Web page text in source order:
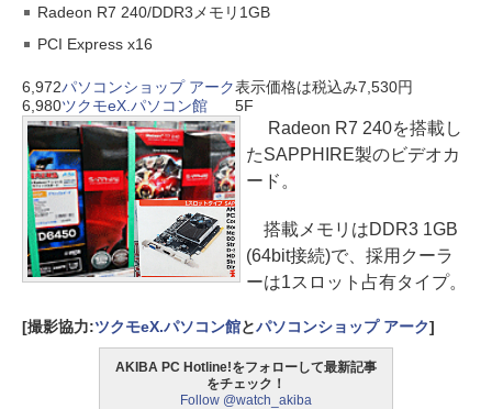
Radeon R7 240/DDR3メモリ1GB
PCI Express x16
6,972パソコンショップ アーク表示価格は税込み7,530円
6,980ツクモeX.パソコン館 5F
Radeon R7 240を搭載し
たSAPPHIRE製のビデオカ
ード。
搭載メモリはDDR3 1GB
(64bit接続)で、採用クーラ
ーは1スロット占有タイプ。
[撮影協力:ツクモeX.パソコン館とパソコンショップ アーク]
AKIBA PC Hotline!をフォローして最新記事
をチェック！
Follow @watch_akiba